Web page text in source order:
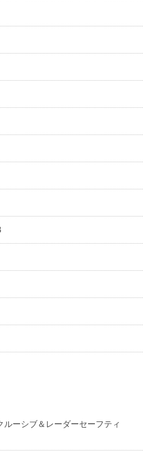
ーシブ＆レーダーセーフティ